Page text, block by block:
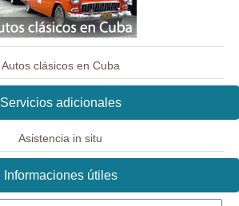
Autos clásicos en Cuba
Servicios adicionales
Asistencia in situ
Informaciones útiles